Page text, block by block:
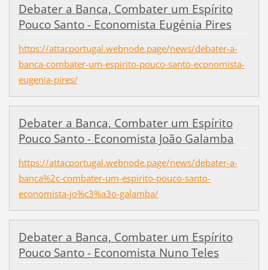
Debater a Banca, Combater um Espírito
Pouco Santo - Economista Eugénia Pires
https://attacportugal.webnode.page/news/debater-a-
banca-combater-um-espirito-pouco-santo-economista-
eugenia-pires/
Debater a Banca, Combater um Espírito
Pouco Santo - Economista João Galamba
https://attacportugal.webnode.page/news/debater-a-
banca%2c-combater-um-espirito-pouco-santo-
economista-jo%c3%a3o-galamba/
Debater a Banca, Combater um Espírito
Pouco Santo - Economista Nuno Teles